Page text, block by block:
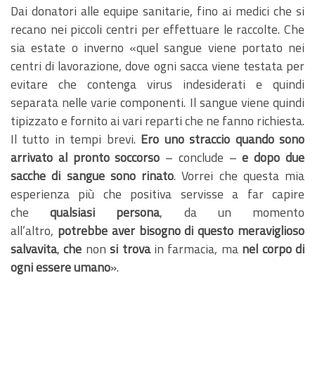
Dai donatori alle equipe sanitarie, fino ai medici che si
recano nei piccoli centri per effettuare le raccolte. Che
sia estate o inverno «quel sangue viene portato nei
centri di lavorazione, dove ogni sacca viene testata per
evitare che contenga virus indesiderati e quindi
separata nelle varie componenti. Il sangue viene quindi
tipizzato e fornito ai vari reparti che ne fanno richiesta.
Il tutto in tempi brevi. Ero uno straccio quando sono
arrivato al pronto soccorso – conclude –e dopo due
sacche di sangue sono rinato. Vorrei che questa mia
esperienza più che positiva servisse a far capire
chequalsiasi persona, da un momento
all’altro, potrebbe aver bisogno di questo meraviglioso
salvavita,che nonsi trovain farmacia, ma nel corpo di
ogni essere umano».